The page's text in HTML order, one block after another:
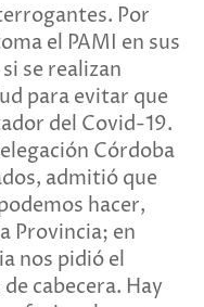
Por
el PAMI en sus
se realizan
para evitar que
del Covid-19.
Córdoba
admitió que
hacer,
Provincia; en
nos pidió el
cabecera. Hay